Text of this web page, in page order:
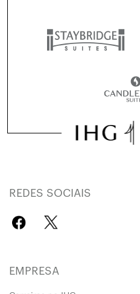
REDES SOCIAIS
EMPRESA